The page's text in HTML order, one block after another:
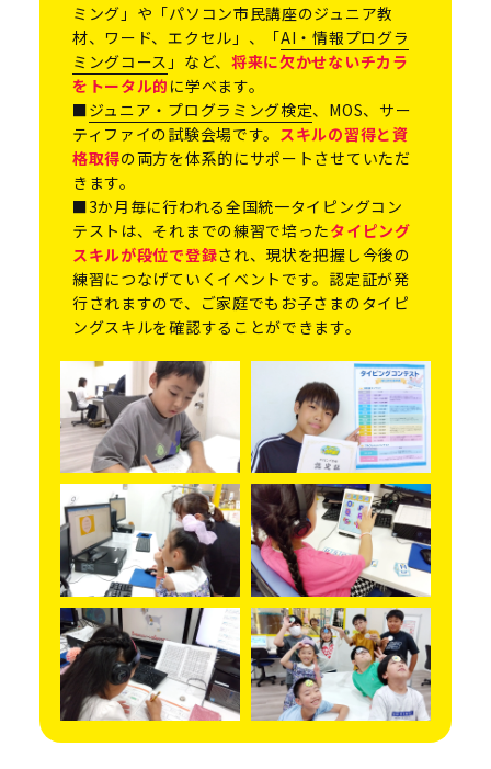
ミング」や「パソコン市民講座のジュニア教
材、ワード、エクセル」、「AI・情報プログラ
ミングコース 」など、 将来に欠かせないチカラ
をトータル的 に学べます。
■ジュニア・プログラミング検定、MOS、サー
ティファイの試験会場です。 スキルの習得と資
格取得の両方を体系的にサポートさせていただ
きます。
■3か月毎に行われる全国統一タイピングコン
テストは、それまでの練習で培ったタイピング
スキルが段位で登録され、現状を把握し今後の
練習につなげていくイベントです。認定証が発
行されますので、ご家庭でもお子さまのタイピ
ングスキルを確認することができます。